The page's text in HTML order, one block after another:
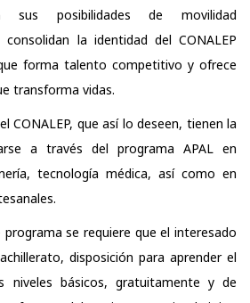
sus posibilidades de movilidad
consolidan la identidad del CONALEP
forma talento competitivo y ofrece
transforma vidas.
CONALEP, que así lo deseen, tienen la
a través del programa APAL en
tecnología médica, así como en
programa se requiere que el interesado
disposición para aprender el
niveles básicos, gratuitamente y de